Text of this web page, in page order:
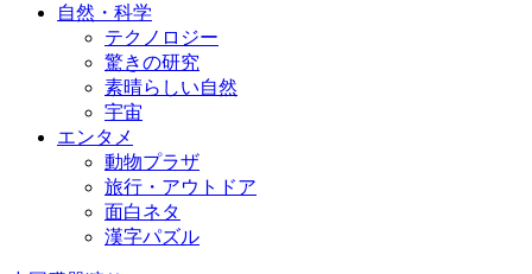
自然・科学
テクノロジー
驚きの研究
素晴らしい自然
宇宙
エンタメ
動物プラザ
旅行・アウトドア
面白ネタ
漢字パズル